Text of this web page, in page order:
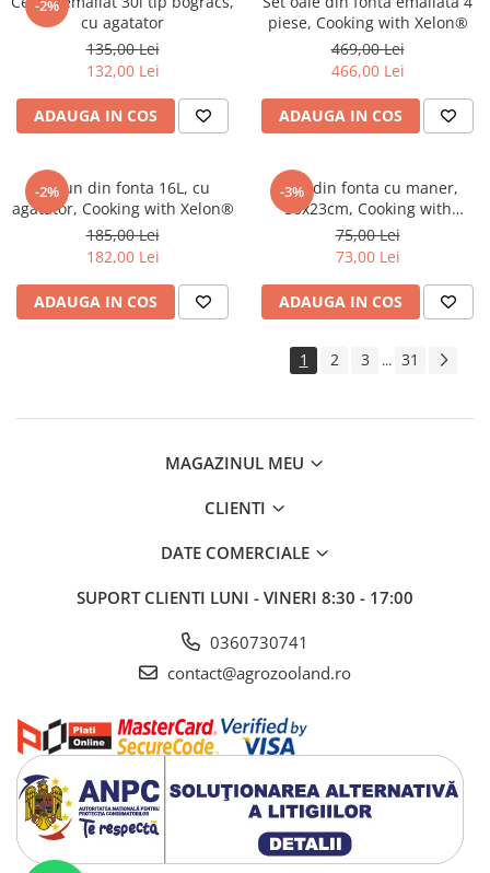
-2%
cu agatator
135,00 Lei
132,00 Lei
ADAUGA IN COS
piese, Cooking with Xelon®
469,00 Lei
466,00 Lei
ADAUGA IN COS
-2%
Ceaun din fonta 16L, cu
agatator, Cooking with Xelon®
185,00 Lei
182,00 Lei
ADAUGA IN COS
-3%
Plita din fonta cu maner,
50x23cm, Cooking with
Xelon®
75,00 Lei
73,00 Lei
ADAUGA IN COS
1 2 3 ... 31
MAGAZINUL MEU
CLIENTI
DATE COMERCIALE
SUPORT CLIENTI LUNI - VINERI 8:30 - 17:00
0360730741
contact@agrozooland.ro